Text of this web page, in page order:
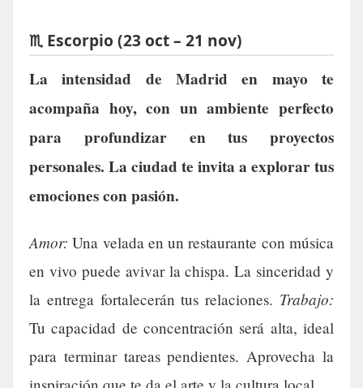
♏ Escorpio (23 oct – 21 nov)
La intensidad de Madrid en mayo te
acompaña hoy, con un ambiente perfecto
para profundizar en tus proyectos
personales. La ciudad te invita a explorar tus
emociones con pasión.
Amor: Una velada en un restaurante con música
en vivo puede avivar la chispa. La sinceridad y
la entrega fortalecerán tus relaciones. Trabajo:
Tu capacidad de concentración será alta, ideal
para terminar tareas pendientes. Aprovecha la